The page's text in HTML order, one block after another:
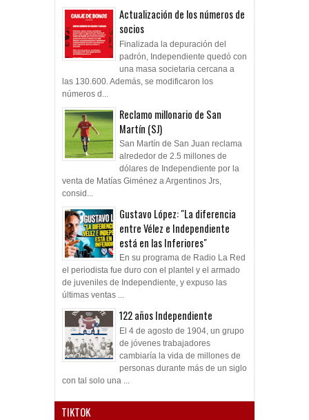
Actualización de los números de
socios
Finalizada la depuración del
padrón, Independiente quedó con
una masa societaria cercana a
las 130.600. Además, se modificaron los
números d...
Reclamo millonario de San
Martín (SJ)
San Martín de San Juan reclama
alrededor de 2.5 millones de
dólares de Independiente por la
venta de Matías Giménez a Argentinos Jrs,
consid...
Gustavo López: "La diferencia
entre Vélez e Independiente
está en las Inferiores"
En su programa de Radio La Red
el periodista fue duro con el plantel y el armado
de juveniles de Independiente, y expuso las
últimas ventas ...
122 años Independiente
El 4 de agosto de 1904, un grupo
de jóvenes trabajadores
cambiaría la vida de millones de
personas durante más de un siglo
con tal solo una ...
TIKTOK